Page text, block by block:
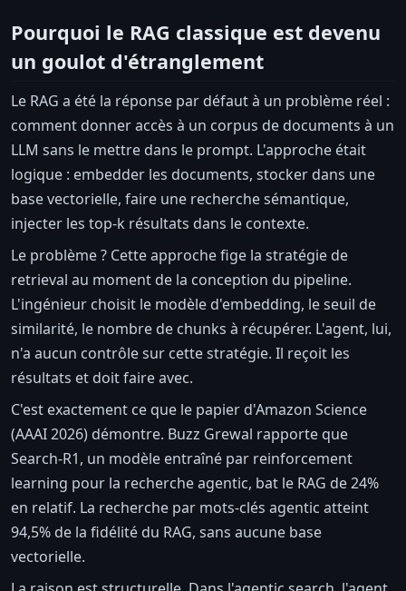
Pourquoi le RAG classique est devenu
un goulot d'étranglement
Le RAG a été la réponse par défaut à un problème réel :
comment donner accès à un corpus de documents à un
LLM sans le mettre dans le prompt. L'approche était
logique : embedder les documents, stocker dans une
base vectorielle, faire une recherche sémantique,
injecter les top-k résultats dans le contexte.
Le problème ? Cette approche fige la stratégie de
retrieval au moment de la conception du pipeline.
L'ingénieur choisit le modèle d'embedding, le seuil de
similarité, le nombre de chunks à récupérer. L'agent, lui,
n'a aucun contrôle sur cette stratégie. Il reçoit les
résultats et doit faire avec.
C'est exactement ce que le papier d'Amazon Science
(AAAI 2026) démontre. Buzz Grewal rapporte que
Search-R1, un modèle entraîné par reinforcement
learning pour la recherche agentic, bat le RAG de 24%
en relatif. La recherche par mots-clés agentic atteint
94,5% de la fidélité du RAG, sans aucune base
vectorielle.